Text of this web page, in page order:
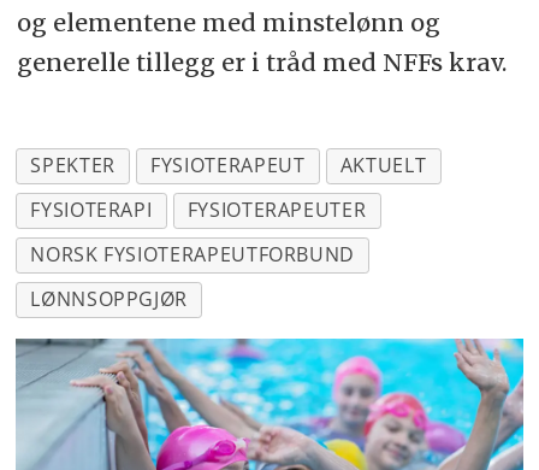
og elementene med minstelønn og
generelle tillegg er i tråd med NFFs krav.
SPEKTER FYSIOTERAPEUT
AKTUELT
FYSIOTERAPI
FYSIOTERAPEUTER
NORSK FYSIOTERAPEUTFORBUND
LØNNSOPPGJØR